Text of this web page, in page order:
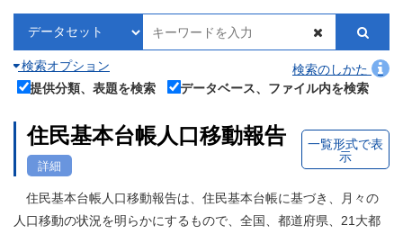
検索オプション
検索のしかた
提供分類、表題を検索
データベース、ファイル内を検索
住民基本台帳人口移動報告
詳細
一覧形式で表
示
住民基本台帳人口移動報告は、住民基本台帳に基づき、月々の
人口移動の状況を明らかにするもので、全国、都道府県、21大都